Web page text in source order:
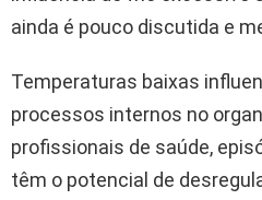
ainda é pouco discutida e
Temperaturas baixas
processos internos no
profissionais de saúde,
têm o potencial de